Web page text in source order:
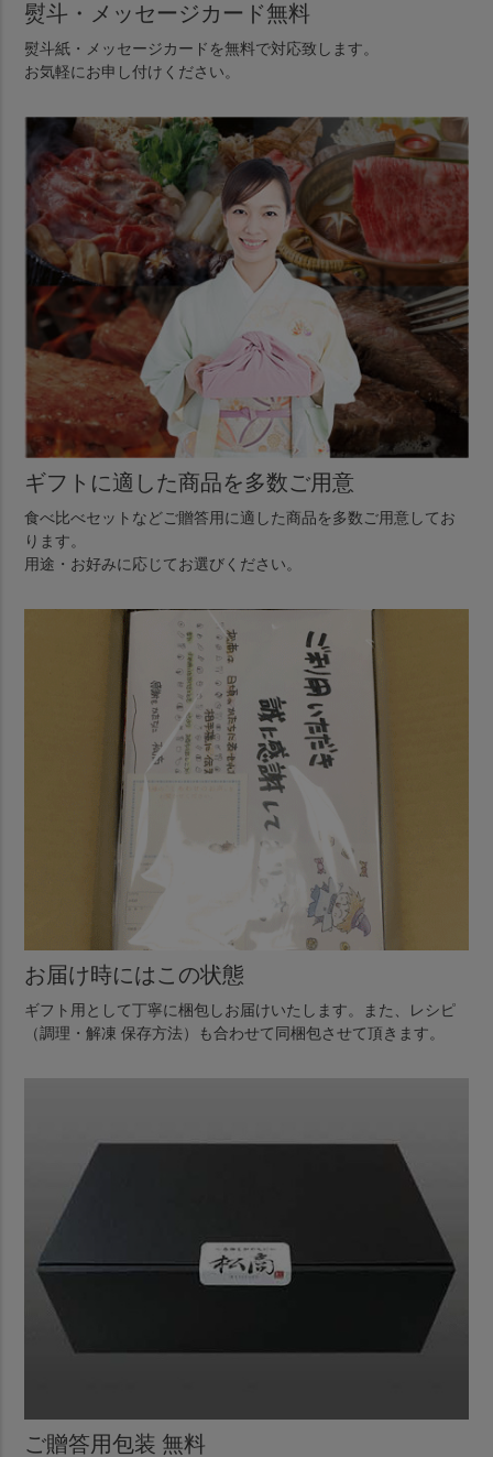
熨斗・メッセージカード無料
熨斗紙・メッセージカードを無料で対応致します。
お気軽にお申し付けください。
ギフトに適した商品を多数ご用意
食べ比べセットなどご贈答用に適した商品を多数ご用意してお
ります。
用途・お好みに応じてお選びください。
お届け時にはこの状態
ギフト用として丁寧に梱包しお届けいたします。また、レシピ
（調理・解凍 保存方法）も合わせて同梱包させて頂きます。
ご贈答用包装 無料